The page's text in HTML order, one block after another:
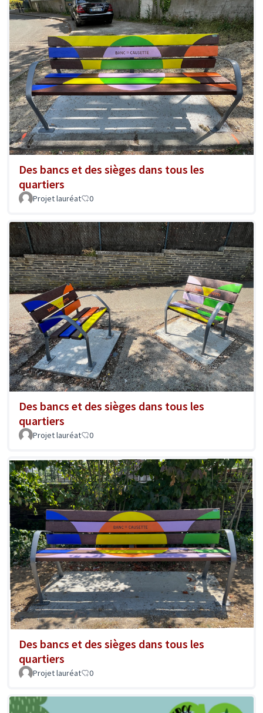
Des bancs et des sièges dans tous les
quartiers
Projet lauréat 0
Des bancs et des sièges dans tous les
quartiers
Projet lauréat 0
Des bancs et des sièges dans tous les
quartiers
Projet lauréat 0